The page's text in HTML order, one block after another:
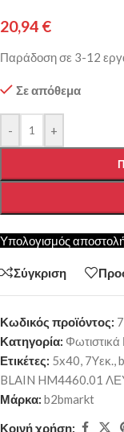
20,94 €
Παράδοση σε 3-12
Σε απόθεμα
- +
Υπολογισμός
Σύγκριση
Κωδικός προϊόντος:
Κατηγορία:
Ετικέτες: 5x40, 7Yεκ.,
BLAIN HM4460.01
Μάρκα: b2bmarkt
Κοινή χρήση: